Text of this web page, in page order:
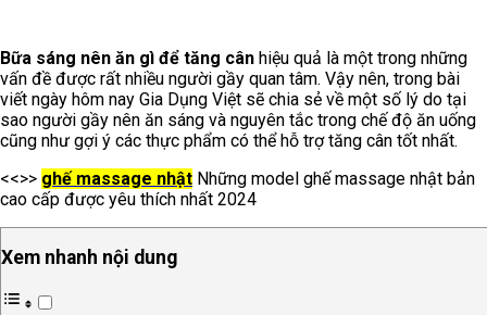
Bữa sáng nên ăn gì để tăng cân hiệu quả là một trong những
vấn đề được rất nhiều người gầy quan tâm. Vậy nên, trong bài
viết ngày hôm nay Gia Dụng Việt sẽ chia sẻ về một số lý do tại
sao người gầy nên ăn sáng và nguyên tắc trong chế độ ăn uống
cũng như gợi ý các thực phẩm có thể hỗ trợ tăng cân tốt nhất.
<<>> ghế massage nhật Những model ghế massage nhật bản
cao cấp được yêu thích nhất 2024
Xem nhanh nội dung